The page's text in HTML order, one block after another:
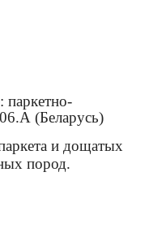
паркетно-
(Беларусь)
и дощатых
пород.